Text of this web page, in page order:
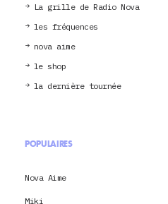
La grille de Radio Nova
les fréquences
nova aime
le shop
la dernière tournée
POPULAIRES
Nova Aime
Miki